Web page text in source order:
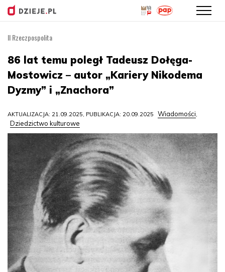
treści
II Rzeczpospolita
86 lat temu poległ Tadeusz Dołęga-
Mostowicz – autor „Kariery Nikodema
Dyzmy” i „Znachora”
AKTUALIZACJA: 21.09.2025, PUBLIKACJA: 20.09.2025 Wiadomości,
Dziedzictwo kulturowe